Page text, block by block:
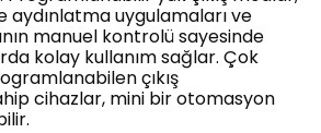
aydınlatma uygulamaları ve
manuel kontrolü sayesinde
kolay kullanım sağlar. Çok
çıkış
cihazlar, mini bir otomasyon